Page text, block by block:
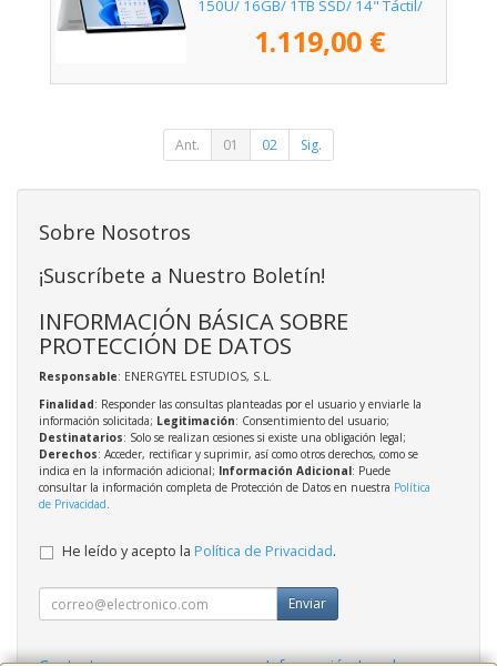
150U/ 16GB/ 1TB SSD/ 14" Táctil/
1.119,00 €
Ant. 01 02 Sig.
Sobre Nosotros
¡Suscríbete a Nuestro Boletín!
INFORMACIÓN BÁSICA SOBRE
PROTECCIÓN DE DATOS
Responsable: ENERGYTEL ESTUDIOS, S.L.
Finalidad: Responder las consultas planteadas por el usuario y enviarle la
información solicitada; Legitimación: Consentimiento del usuario;
Destinatarios: Solo se realizan cesiones si existe una obligación legal;
Derechos: Acceder, rectificar y suprimir, así como otros derechos, como se
indica en la información adicional; Información Adicional: Puede
consultar la información completa de Protección de Datos en nuestra Política
de Privacidad.
He leído y acepto la Política de Privacidad.
Enviar